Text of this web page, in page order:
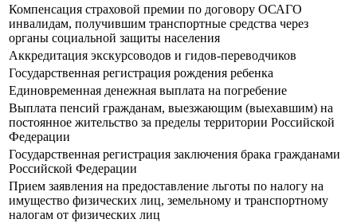
Компенсация страховой премии по договору ОСАГО
инвалидам, получившим транспортные средства через
органы социальной защиты населения
Аккредитация экскурсоводов и гидов-переводчиков
Государственная регистрация рождения ребенка
Единовременная денежная выплата на погребение
Выплата пенсий гражданам, выезжающим (выехавшим) на
постоянное жительство за пределы территории Российской
Федерации
Государственная регистрация заключения брака гражданами
Российской Федерации
Прием заявления на предоставление льготы по налогу на
имущество физических лиц, земельному и транспортному
налогам от физических лиц